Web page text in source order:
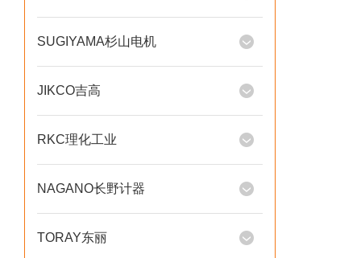
SUGIYAMA杉山电机
JIKCO吉高
RKC理化工业
NAGANO长野计器
TORAY东丽